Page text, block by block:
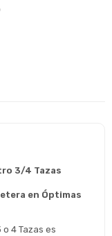
3/4 Tazas
en Óptimas
4 Tazas es